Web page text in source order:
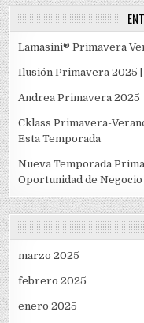
Lamasini® Primavera
Ilusión Primavera 2025 |
Andrea Primavera 2025
Cklass Primavera-
Esta Temporada
Nueva Temporada
Oportunidad de Negocio
marzo 2025
febrero 2025
enero 2025